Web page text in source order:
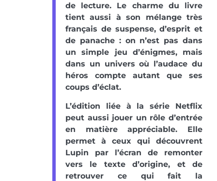
de lecture. Le charme du livre
tient aussi à son mélange très
français de suspense, d’esprit et
de panache : on n’est pas dans
un simple jeu d’énigmes, mais
dans un univers où l’audace du
héros compte autant que ses
coups d’éclat.
L’édition liée à la série Netflix
peut aussi jouer un rôle d’entrée
en matière appréciable. Elle
permet à ceux qui découvrent
Lupin par l’écran de remonter
vers le texte d’origine, et de
retrouver ce qui fait la